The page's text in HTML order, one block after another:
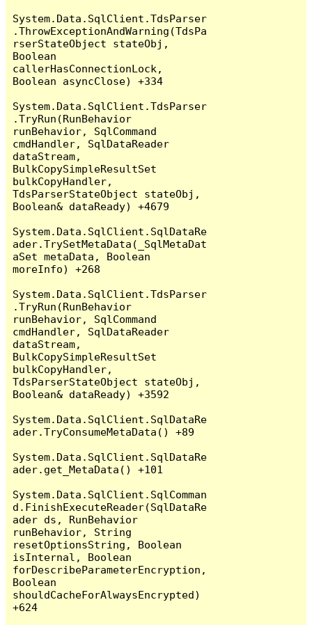
System.Data.SqlClient.TdsParser
.ThrowExceptionAndWarning(TdsPa
rserStateObject stateObj,
Boolean
callerHasConnectionLock,
Boolean asyncClose) +334
System.Data.SqlClient.TdsParser
.TryRun(RunBehavior
runBehavior, SqlCommand
cmdHandler, SqlDataReader
dataStream,
BulkCopySimpleResultSet
bulkCopyHandler,
TdsParserStateObject stateObj,
Boolean& dataReady) +4679
System.Data.SqlClient.SqlDataRe
ader.TrySetMetaData(_SqlMetaDat
aSet metaData, Boolean
moreInfo) +268
System.Data.SqlClient.TdsParser
.TryRun(RunBehavior
runBehavior, SqlCommand
cmdHandler, SqlDataReader
dataStream,
BulkCopySimpleResultSet
bulkCopyHandler,
TdsParserStateObject stateObj,
Boolean& dataReady) +3592
System.Data.SqlClient.SqlDataRe
ader.TryConsumeMetaData() +89
System.Data.SqlClient.SqlDataRe
ader.get_MetaData() +101
System.Data.SqlClient.SqlComman
d.FinishExecuteReader(SqlDataRe
ader ds, RunBehavior
runBehavior, String
resetOptionsString, Boolean
isInternal, Boolean
forDescribeParameterEncryption,
Boolean
shouldCacheForAlwaysEncrypted)
+624